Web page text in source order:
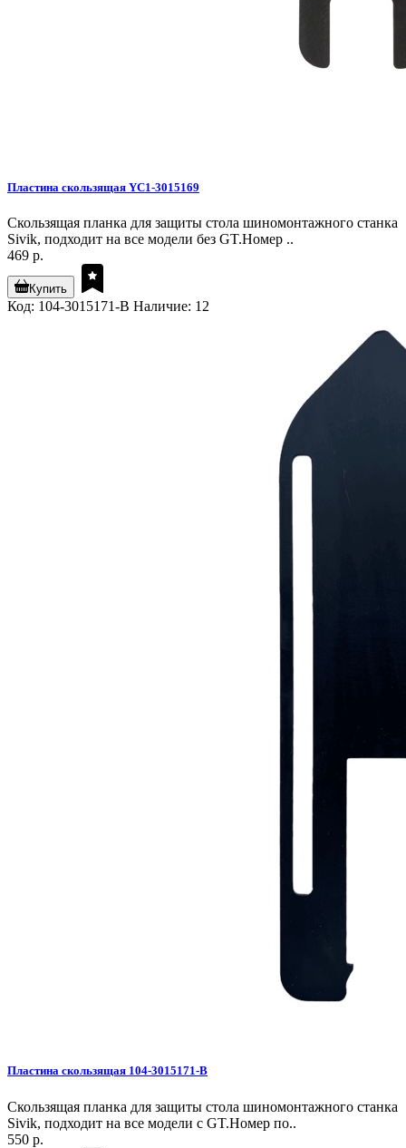
Пластина скользящая YC1-3015169
Скользящая планка для защиты стола шиномонтажного станка
Sivik, подходит на все модели без GT.Номер ..
469 р.
Купить
Код: 104-3015171-B Наличие: 12
Пластина скользящая 104-3015171-B
Скользящая планка для защиты стола шиномонтажного станка
Sivik, подходит на все модели с GT.Номер по..
550 р.